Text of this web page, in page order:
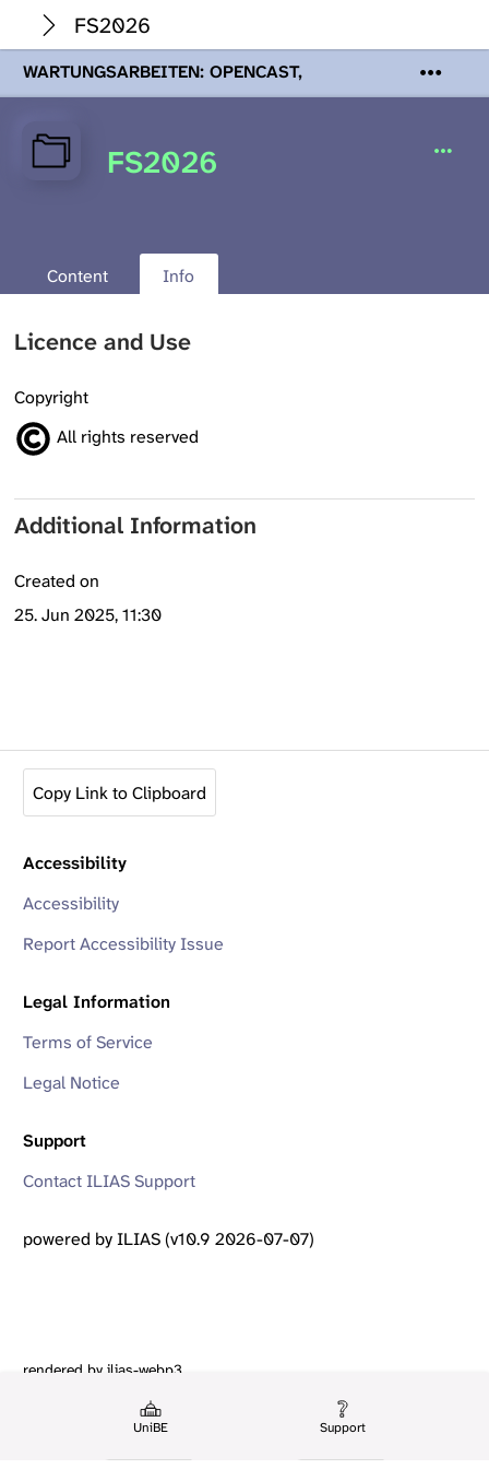
FS2026
WARTUNGSARBEITEN: OPENCAST,
PODCASTS & TOBIRA
Mi 19. August
Wartungsarbeiten an den Opencast-
Servern werden Ihnen Podcasts,
UniBE Support
FS2026
Content Info
Licence and Use
Copyright
All rights reserved
Additional Information
Created on
25. Jun 2025, 11:30
Copy Link to Clipboard
Accessibility
Accessibility
Report Accessibility Issue
Legal Information
Terms of Service
Legal Notice
Support
Contact ILIAS Support
powered by ILIAS (v10.9 2026-07-07)
rendered by ilias-webp3